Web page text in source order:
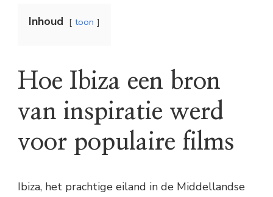
Inhoud toon
Hoe Ibiza een bron
van inspiratie werd
voor populaire films
Ibiza, het prachtige eiland in de Middellandse